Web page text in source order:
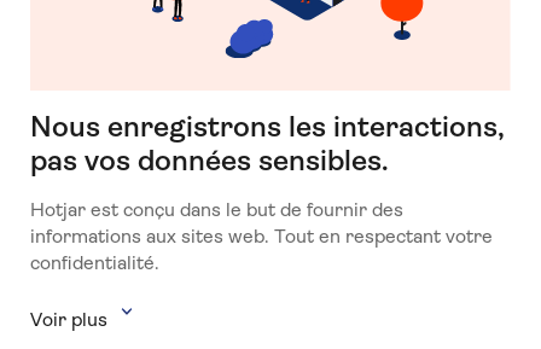
Nous enregistrons les interactions,
pas vos données sensibles.
Hotjar est conçu dans le but de fournir des
informations aux sites web. Tout en respectant votre
confidentialité.
Voir plus